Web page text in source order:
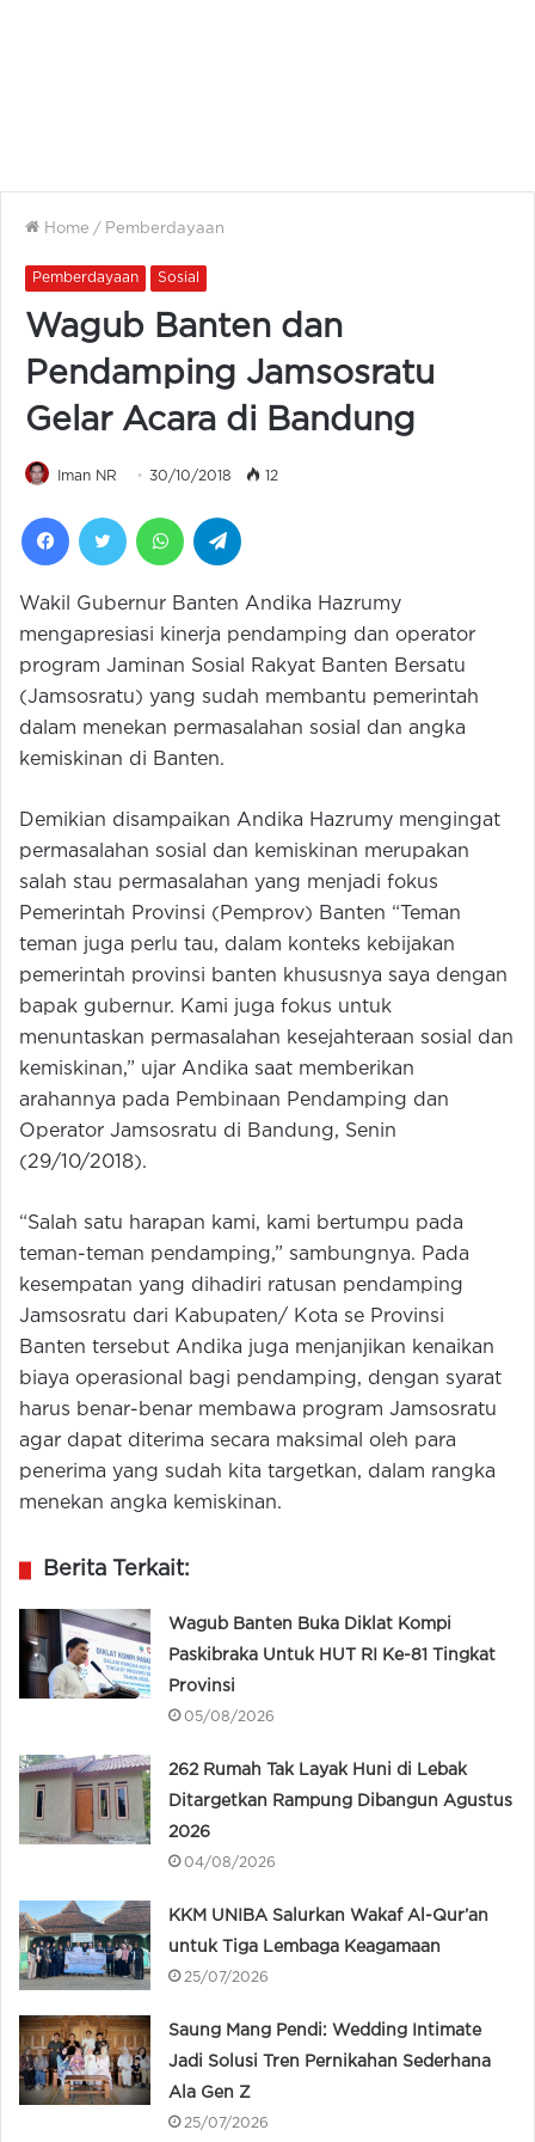
Home / Pemberdayaan
Pemberdayaan Sosial
Wagub Banten dan
Pendamping Jamsosratu
Gelar Acara di Bandung
Iman NR 30/10/2018 12
FacebookTwitter WhatsApp
Wakil Gubernur Banten Andika Hazrumy
mengapresiasi kinerja pendamping dan operator
program Jaminan Sosial Rakyat Banten Bersatu
(Jamsosratu) yang sudah membantu pemerintah
dalam menekan permasalahan sosial dan angka
kemiskinan di Banten.
Demikian disampaikan Andika Hazrumy mengingat
permasalahan sosial dan kemiskinan merupakan
salah stau permasalahan yang menjadi fokus
Pemerintah Provinsi (Pemprov) Banten “Teman
teman juga perlu tau, dalam konteks kebijakan
pemerintah provinsi banten khususnya saya dengan
bapak gubernur. Kami juga fokus untuk
menuntaskan permasalahan kesejahteraan sosial dan
kemiskinan,” ujar Andika saat memberikan
arahannya pada Pembinaan Pendamping dan
Operator Jamsosratu di Bandung, Senin
(29/10/2018).
“Salah satu harapan kami, kami bertumpu pada
teman-teman pendamping,” sambungnya. Pada
kesempatan yang dihadiri ratusan pendamping
Jamsosratu dari Kabupaten/ Kota se Provinsi
Banten tersebut Andika juga menjanjikan kenaikan
biaya operasional bagi pendamping, dengan syarat
harus benar-benar membawa program Jamsosratu
agar dapat diterima secara maksimal oleh para
penerima yang sudah kita targetkan, dalam rangka
menekan angka kemiskinan.
Berita Terkait:
Wagub Banten Buka Diklat Kompi
Paskibraka Untuk HUT RI Ke-81 Tingkat
Provinsi
05/08/2026
262 Rumah Tak Layak Huni di Lebak
Ditargetkan Rampung Dibangun Agustus
2026
04/08/2026
KKM UNIBA Salurkan Wakaf Al-Qur’an
untuk Tiga Lembaga Keagamaan
25/07/2026
Saung Mang Pendi: Wedding Intimate
Jadi Solusi Tren Pernikahan Sederhana
Ala Gen Z
25/07/2026